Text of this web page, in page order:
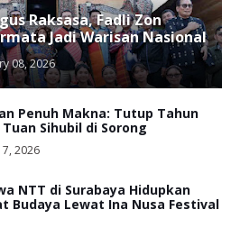
Raksasa, Fadli Zon
Jadi Warisan Nasional
08, 2026
Penuh Makna: Tutup Tahun
Sihubil di Sorong
2026
NTT di Surabaya Hidupkan
Budaya Lewat Ina Nusa Festival